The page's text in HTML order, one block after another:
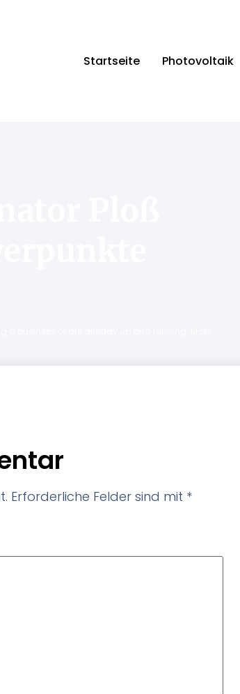
Startseite Photovoltaik
Erforderliche Felder sind mit *